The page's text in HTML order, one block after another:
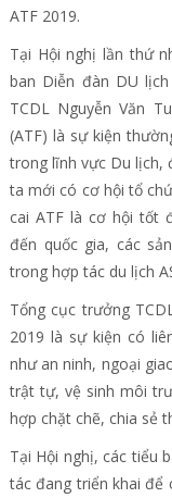
ATF 2019.
Tại Hội nghị lần thứ
ban Diễn đàn DU
TCDL Nguyễn Văn
(ATF) là sự kiện
trong lĩnh vực Du lịch,
ta mới có cơ hội tổ
cai ATF là cơ hội tốt
đến quốc gia, các
trong hợp tác du lịch
Tổng cục trưởng
2019 là sự kiện có
như an ninh, ngoại
trật tự, vệ sinh môi
hợp chặt chẽ, chia sẻ
Tại Hội nghị, các tiểu
tác đang triển khai để